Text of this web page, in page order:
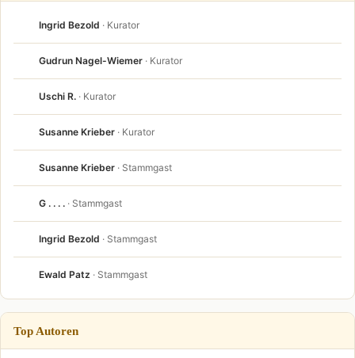
Ingrid Bezold · Kurator
Gudrun Nagel-Wiemer · Kurator
Uschi R. · Kurator
Susanne Krieber · Kurator
Susanne Krieber · Stammgast
G . . . . · Stammgast
Ingrid Bezold · Stammgast
Ewald Patz · Stammgast
Top Autoren